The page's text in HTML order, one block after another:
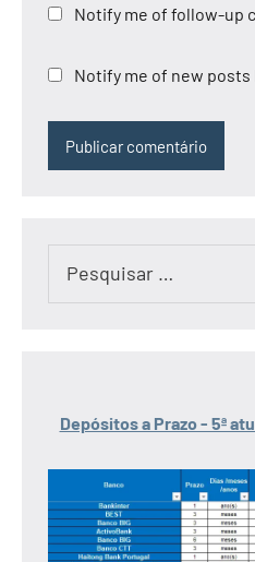
Notify me of follow-up
Notify me of new posts
Depósitos a Prazo - 5ª